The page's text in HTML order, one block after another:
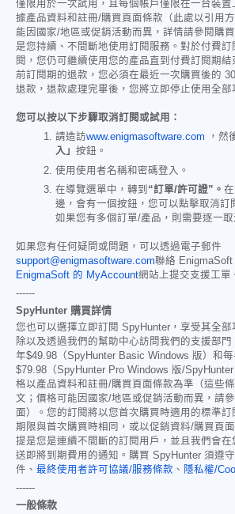
僅限用於一次試用，且每個帳戶僅限在一台裝
據產品資料和註冊/購買頁面條款（此處以引用
能因國家/地區或促銷活動而異，詳情請參閱購
是您持續、不間斷地使用訂閱服務。對於付費訂
閱，您仍可繼續使用您的產品直到付費訂閱期
前訂閱期的退款，您必須在最近一次購買後的
退款，退款處理完畢後，您將立即停止使用全部
您可以按以下步驟取消訂閱或試用：
請造訪www.enigmasoftware.com ，然
入」 按鈕。
使用使用者名稱和密碼登入。
在導覽選單中，轉到 “訂單/許可證”。
邊，會有一個按鈕，您可以點擊取消訂
如果您有多個訂單/產品，則需要逐一取
如果您有任何疑問或問題，可以透過電子郵件
support@enigmasoftware.com聯絡 EnigmaSoft
EnigmaSoft 的 MyAccount網站上提交支援工單
------
SpyHunter 購買詳情
您也可以選擇立即訂閱 SpyHunter，享受其全
除以及透過我們的幫助中心訪問我們的支援部
年$49.98 （SpyHunter Basic Windows 版）和
$79.98 （SpyHunter Pro Windows 版/
格以產品資料和註冊/購買頁面條款為準（這些
文；價格可能因國家/地區或促銷活動而異，請
面）。您的訂閱將以您首次購買時適用的標準訂
期限與首次購買時相同，或以促銷資料/購買頁
提是您是連續不間斷的訂閱用戶，並且我們會
送即將到期費用的通知。購買 SpyHunter 須遵
件、 最終使用者許可協議/服務條款 、 隱私權/
------
一般條款